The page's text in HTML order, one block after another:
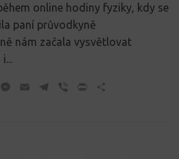
online hodiny fyziky, kdy se
paní průvodkyně
nám začala vysvětlovat
WhatsApp
Messenger
Email Telegram
Viber Print